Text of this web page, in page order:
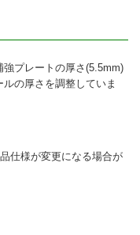
プレートの厚さ(5.5mm)
の厚さを調整していま
仕様が変更になる場合が